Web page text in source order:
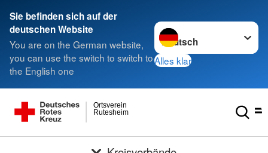
Sie befinden sich auf der
deutschen Website
You are on the German website,
you can use the switch to switch to
the English one
Sprache wechseln zu
Alles klar
Rutesheim
Ortsverein